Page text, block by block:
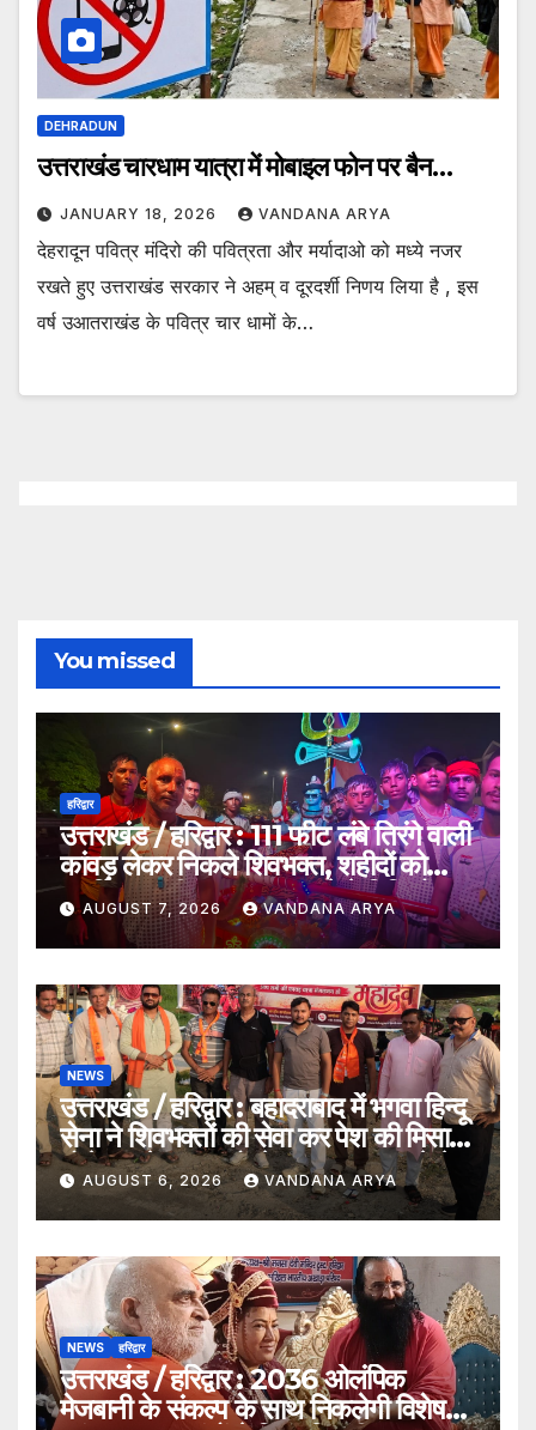
DEHRADUN
उत्तराखंड चारधाम यात्रा में मोबाइल फोन पर बैन…
JANUARY 18, 2026 VANDANA ARYA
देहरादून पवित्र मंदिरो की पवित्रता और मर्यादाओ को मध्ये नजर
रखते हुए उत्तराखंड सरकार ने अहम् व दूरदर्शी निणय लिया है , इस
वर्ष उआतराखंड के पवित्र चार धामों के…
You missed
हरिद्वार
उत्तराखंड / हरिद्वार : 111 फीट लंबे तिरंगे वाली
कांवड़ लेकर निकले शिवभक्त, शहीदों को
समर्पित अनूठी आस्था यात्रा_देखे विडिओ !!
AUGUST 7, 2026 VANDANA ARYA
NEWS
उत्तराखंड / हरिद्वार : बहादराबाद में भगवा हिन्दू
सेना ने शिवभक्तों की सेवा कर पेश की मिसाल,
भोलेनाथ के जयकारों से गूंजा वातावरण_देखे
विडिओ !!
AUGUST 6, 2026 VANDANA ARYA
NEWS हरिद्वार
उत्तराखंड / हरिद्वार : 2036 ओलंपिक
मेजबानी के संकल्प के साथ निकलेगी विशेष